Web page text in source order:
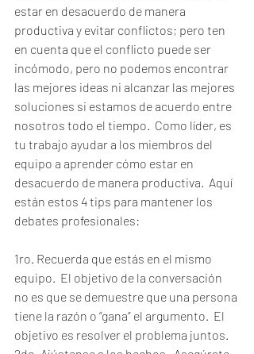
estar en desacuerdo de manera
productiva y evitar conflictos; pero ten
en cuenta que el conflicto puede ser
incómodo, pero no podemos encontrar
las mejores ideas ni alcanzar las mejores
soluciones si estamos de acuerdo entre
nosotros todo el tiempo.  Como líder, es
tu trabajo ayudar a los miembros del
equipo a aprender cómo estar en
desacuerdo de manera productiva.  Aquí
están estos 4 tips para mantener los
debates profesionales:
1ro. Recuerda que estás en el mismo
equipo.  El objetivo de la conversación
no es que se demuestre que una persona
tiene la razón o “gana” el argumento.  El
objetivo es resolver el problema juntos.